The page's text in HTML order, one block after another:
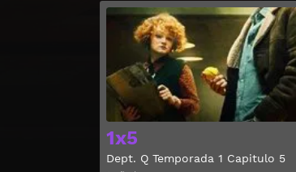
1x5
Dept. Q Temporada 1 Capitulo 5